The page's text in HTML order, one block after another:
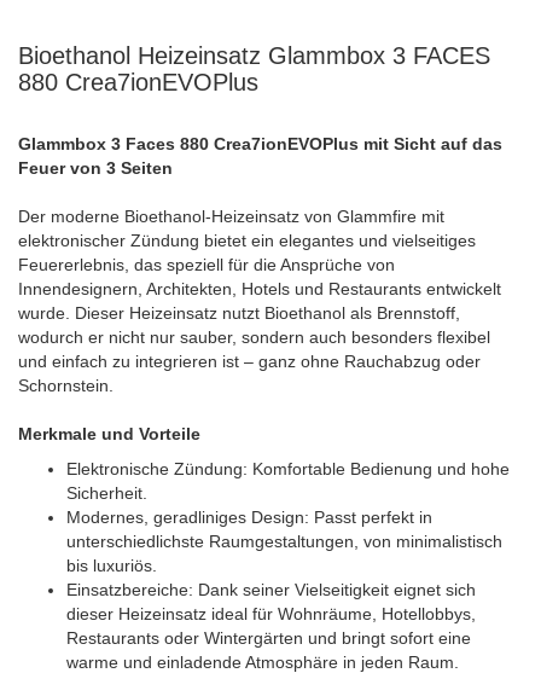
Bioethanol Heizeinsatz Glammbox 3 FACES
880 Crea7ionEVOPlus
Glammbox 3 Faces 880 Crea7ionEVOPlus mit Sicht auf das
Feuer von 3 Seiten
Der moderne Bioethanol-Heizeinsatz von Glammfire mit
elektronischer Zündung bietet ein elegantes und vielseitiges
Feuererlebnis, das speziell für die Ansprüche von
Innendesignern, Architekten, Hotels und Restaurants entwickelt
wurde. Dieser Heizeinsatz nutzt Bioethanol als Brennstoff,
wodurch er nicht nur sauber, sondern auch besonders flexibel
und einfach zu integrieren ist – ganz ohne Rauchabzug oder
Schornstein.
Merkmale und Vorteile
Elektronische Zündung: Komfortable Bedienung und hohe
Sicherheit.
Modernes, geradliniges Design: Passt perfekt in
unterschiedlichste Raumgestaltungen, von minimalistisch
bis luxuriös.
Einsatzbereiche: Dank seiner Vielseitigkeit eignet sich
dieser Heizeinsatz ideal für Wohnräume, Hotellobbys,
Restaurants oder Wintergärten und bringt sofort eine
warme und einladende Atmosphäre in jeden Raum.